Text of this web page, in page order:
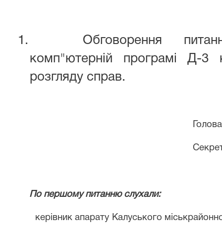
1. Обговорення
комп"ютерній програмі Д-3
розгляду справ.
По першому питанню слухали:
керівник апарату Калуського